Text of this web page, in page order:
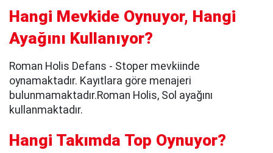
Hangi Mevkide Oynuyor, Hangi
Ayağını Kullanıyor?
Roman Holis Defans - Stoper mevkiinde
oynamaktadır. Kayıtlara göre menajeri
bulunmamaktadır.Roman Holis, Sol ayağını
kullanmaktadır.
Hangi Takımda Top Oynuyor?